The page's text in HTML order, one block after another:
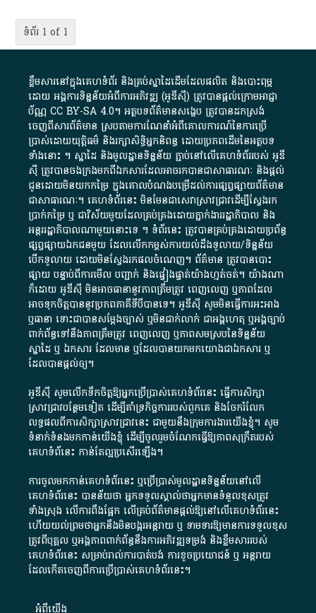
ទំព័រ 1 of 1
ខ្លឹមសារ​នៅ​ក្នុង​គេហទំព័រ និង​គ្រប់​ស្នា​ដៃ​ដើម​ដែល​ផលិត​ និង​បោះពុម្ព​
ដោយ​ អង្គការ​ទិន្នន័យ​អំពី​ការអភិវឌ្ឍ​​ (អូ​ឌី​ស៊ី)​ ត្រូវ​បាន​ផ្តល់​ក្រោម​អាជ្ញា
ប័ណ្ណ​CC BY-SA 4.0។​ អត្ថបទ​ព័ត៌មាន​សង្ខេប​ ត្រូវ​បាន​ដកស្រង់​
ចេញពី​សារព័ត៌មាន ស្របតាមការ​ណែនាំ​អំពី​គោលការណ៍​នៃ​ការ​ប្រើ
ប្រាស់​ដោយ​យុត្តិធម៌​ និង​រក្សាសិទ្ធិអ្នកនិពន្ធ ដោយ​ប្រភពដើម​នៃ​​អត្ថបទ
ទាំង​នោះ​ ។​ ស្នាដៃ​ និង​មូលដ្ឋាន​ទិន្នន័យ ​ភ្ជាប់​នៅ​លើ​គេហទំព័រ​របស់​ អូ​ឌី​
ស៊ី​ ត្រូវ​បាន​ចងក្រង​មក​ពី​ឯកសារ​ដែល​អាច​រក​បានជា​សាធារណៈ​ និង​ផ្តល់​
ជូន​ដោយ​មិន​យក​កម្រៃ​ ក្នុង​គោលបំណង​បម្រើ​ដល់ការ​ផ្សព្វផ្សាយ​ព័ត៌មាន​
ជា​សាធារណៈ​។​ គេហទំព័រ​នេះ​ មិនមែន​ជា​សេវា​ស្រាវជ្រាវ​ដើម្បី​ស្វែងរក
ប្រាក់​កម្រៃ​ ឬ​ ជា​វិស័យ​មួយ​ដែល​គ្រប់គ្រង​ដោយ​ភ្នាក់ងារ​រដ្ឋាភិបាល​ និង ​
អន្តររដ្ឋាភិបាល​ណាមួយ​នោះ​ទេ ​។​ ទំព័រ​នេះ​ ត្រូវ​បាន​គ្រប់គ្រង​ដោយ​ប្រព័ន្ធ​
ផ្សព្វផ្សាយ​ឯកជន​មួយ​ ដែល​លើកកម្ពស់​ការ​យល់​ដឹង​ទូលាយ​/​ទិន្នន័យ​
បើក​ទូលាយ​ ដោយ​មិនស្វែង​រក​ផល​ចំណេញ​។​ ព័ត៌មាន​ ត្រូវ​បាន​បោះ
ផ្សាយ​ បន្ទាប់​ពី​ការ​មើល​ បញ្ជាក់​ និង​ផ្ទៀងផ្ទាត់​យ៉ាង​ហ្មត់ចត់​។​ យ៉ាងណា​
ក៏​ដោយ​ អូ​ឌី​ស៊ី​ មិន​អាច​ធានា​នូវ​ភាព​ត្រឹមត្រូវ​ ពេញលេញ​ ឬ​ភាព​ដែល​
អាច​ទុកចិត្ត​បាននូវ​ប្រភព​ភាគី​ទី​បី​បាន​ទេ​។​ អូ​ឌី​ស៊ី​ សូម​មិន​ធ្វើការ​អះអាង​
ឬ​ធានា​ ទោះជា​បាន​សម្តែង​ច្បាស់​ ឬ​មិន​ជាក់លាក់​ ជា​អង្គហេតុ​ ឬ​អង្គច្បាប់​
ពាក់ព័ន្ធ​ទៅ​នឹង​ភាព​ត្រឹមត្រូវ​ ពេញលេញ​ ឬ​ភាព​សម​ស្រប​នៃ​ទិន្នន័យ​
ស្នាដៃ​ ឬ​ ឯកសារ​ ដែល​មាន​ ឬ​ដែល​បាន​យក​មក​យោង​ជា​ឯកសារ​ ឬ​
ដែល​បាន​ផ្តល់​ឲ្យ​។
អូឌីស៊ី សូមលើកទឹកចិត្តឱ្យអ្នកប្រើប្រាស់គេហទំព័រនេះ ធ្វើការសិក្សា
ស្រាវជ្រាវបន្ថែមទៀត ដើម្បីគាំទ្រកិច្ចការ​របស់ពួកគេ និងចែករំលែក
លទ្ធផលពីការសិក្សាស្រាវជ្រាវនេះ ជាមួយនឹងក្រុមការងារយើងខ្ញុំ។ សូម
ទំនាក់ទំនងមកកាន់យើងខ្ញុំ ដើម្បីចូលរួមចំណែកធ្វើឱ្យភាពសុក្រឹតរបស់
គេហទំព័នេះ កាន់តែល្អប្រសើរឡើង។
ការចូលមកកាន់គេហទំព័រនេះ ឬប្រើប្រាស់មូលដ្ឋានទិន្នន័យនៅលើ
គេហទំព័រនេះ បានន័យថា អ្នកទទួលស្គាល់ថាអ្នកមានទំនួលខុសត្រូវ
ទាំងស្រុង លើការពឹងផ្អែក លើគ្រប់ព័ត៌មានផ្តល់ឱ្យនៅលើគេហទំព័រនេះ
ហើយយល់ព្រមថាអ្នកនឹងមិនបង្ករអន្តរាយ ឬ ទាមទារ​ឱ្យមានការទទួលខុស​
ត្រូវពីបុគ្គល ឬអង្គភាពពាក់ព័ន្ធនឹងការអភិវឌ្ឍទម្រង់ និងខ្លឹមសាររបស់
គេហទំព័រនេះ សម្រាប់រាល់ការបាត់បង់ ការខូចប្រយោជន៍ ឬ អន្តរាយ
ដែលកើតចេញពីការប្រើប្រាស់គេហទំព័រនេះ។
អំពី​យើង​